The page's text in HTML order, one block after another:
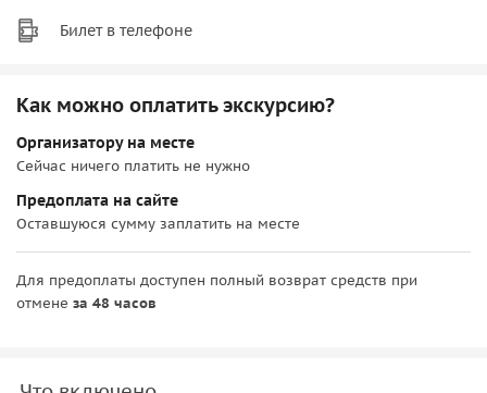
Билет в телефоне
Как можно оплатить экскурсию?
Организатору на месте
Сейчас ничего платить не нужно
Предоплата на сайте
Оставшуюся сумму заплатить на месте
Для предоплаты доступен полный возврат средств при
отмене за 48 часов